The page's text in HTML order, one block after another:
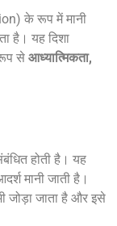
के रूप में मानी
है। यह दिशा
से आध्यात्मिकता,
होती है। यह
मानी जाती है।
जोड़ा जाता है और इसे